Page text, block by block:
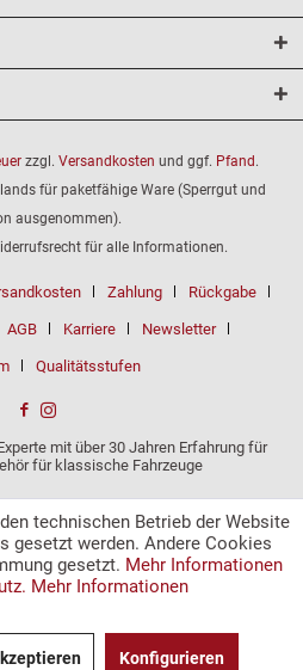
zzgl. Versandkosten und ggf. Pfand.
für paketfähige Ware (Sperrgut und
ausgenommen).
für alle Informationen.
Zahlung Rückgabe
AGB Karriere Newsletter
Qualitätsstufen
mit über 30 Jahren Erfahrung für
für klassische Fahrzeuge
technischen Betrieb der Website
gesetzt werden. Andere Cookies
gesetzt. Mehr Informationen
Mehr Informationen
Konfigurieren